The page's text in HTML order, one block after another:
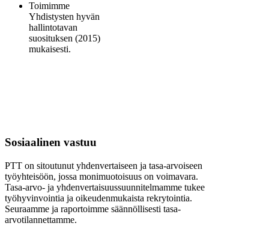
Toimimme
Yhdistysten hyvän
hallintotavan
suosituksen (2015)
mukaisesti.
Sosiaalinen vastuu
PTT on sitoutunut yhdenvertaiseen ja tasa-arvoiseen
työyhteisöön, jossa monimuotoisuus on voimavara.
Tasa-arvo- ja yhdenvertaisuussuunnitelmamme tukee
työhyvinvointia ja oikeudenmukaista rekrytointia.
Seuraamme ja raportoimme säännöllisesti tasa-
arvotilannettamme.